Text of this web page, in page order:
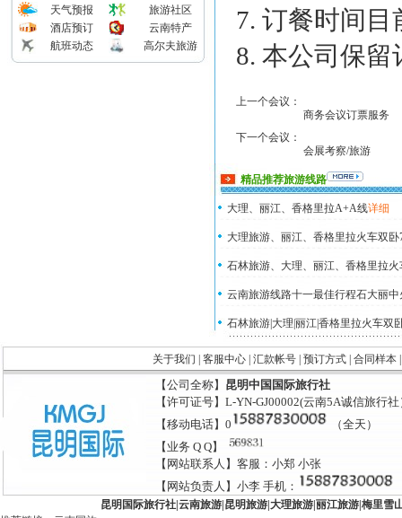
天气预报
旅游社区
酒店预订
云南特产
航班动态
高尔夫旅游
7. 订餐时间
8. 本公司保留
上一个会议： 商务会议订票服务
下一个会议： 会展考察/旅游
精品推荐旅游线路
详细
大理、丽江、香格里拉A+A线
大理旅游、丽江、香格里拉火车双
石林旅游、大理、丽江、香格里拉
云南旅游线路十一最佳行程石大丽
石林旅游|大理|丽江|香格里拉火车双
关于我们 客服中心| 汇款帐号| 预订方式| 合同样本
【公司全称】 昆明中国国际旅行社
【许可证号】L-YN-GJ00002(云南5A诚信旅行社
【移动电话】0
（全天）
【业务 Q Q】
【网站联系人】客服：小郑 小张
【网站负责人】小李 手机：
昆明国际旅行社| 云南旅游| 昆明旅游| 大理旅游| 丽江旅游| 梅里雪